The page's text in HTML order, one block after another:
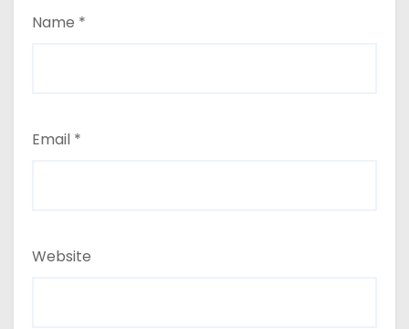
Name *
Email *
Website